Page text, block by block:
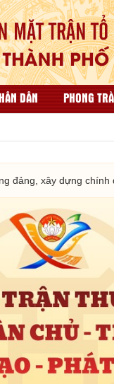
DÂN PHONG
đảng, xây dựng chính